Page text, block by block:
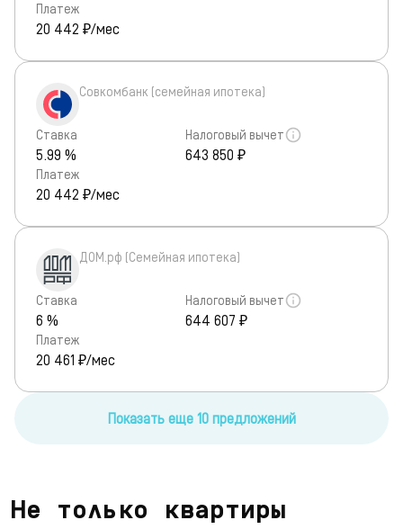
Платеж
20 442 ₽/мес
Совкомбанк (семейная ипотека)
Ставка
5.99 %
Налоговый вычет
643 850 ₽
Платеж
20 442 ₽/мес
ДОМ.рф (Семейная ипотека)
Ставка
6 %
Налоговый вычет
644 607 ₽
Платеж
20 461 ₽/мес
Показать еще 10 предложений
Не только квартиры